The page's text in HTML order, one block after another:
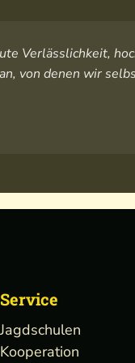
Verlässlichkeit,
von denen wir
Service
Jagdschulen
Kooperation